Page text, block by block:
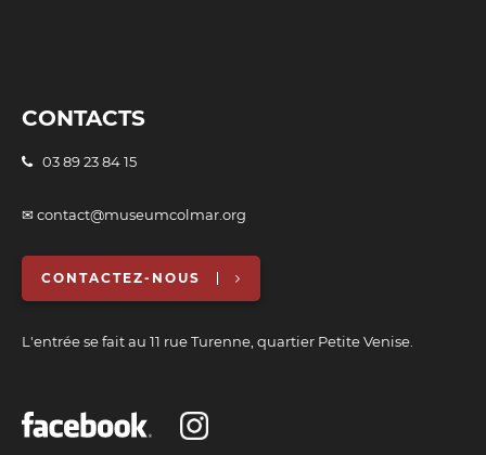
CONTACTS
03 89 23 84 15
✉ contact@museumcolmar.org
CONTACTEZ-NOUS
L'entrée se fait au 11 rue Turenne, quartier Petite Venise.